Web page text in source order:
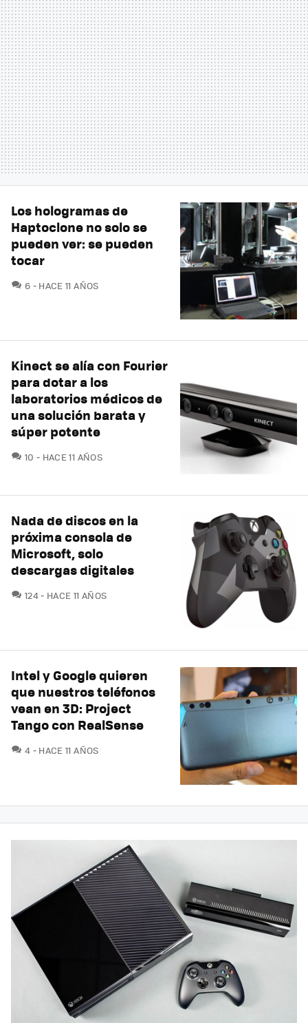
Los hologramas de
Haptoclone no solo se
pueden ver: se pueden
tocar
6 COMENTARIOS
HACE 11 AÑOS
Kinect se alía con Fourier
para dotar a los
laboratorios médicos de
una solución barata y
súper potente
10 COMENTARIOS
HACE 11 AÑOS
Nada de discos en la
próxima consola de
Microsoft, solo
descargas digitales
124COMENTARIOS
HACE 11 AÑOS
Intel y Google quieren
que nuestros teléfonos
vean en 3D: Project
Tango con RealSense
4 COMENTARIOS
HACE 11 AÑOS